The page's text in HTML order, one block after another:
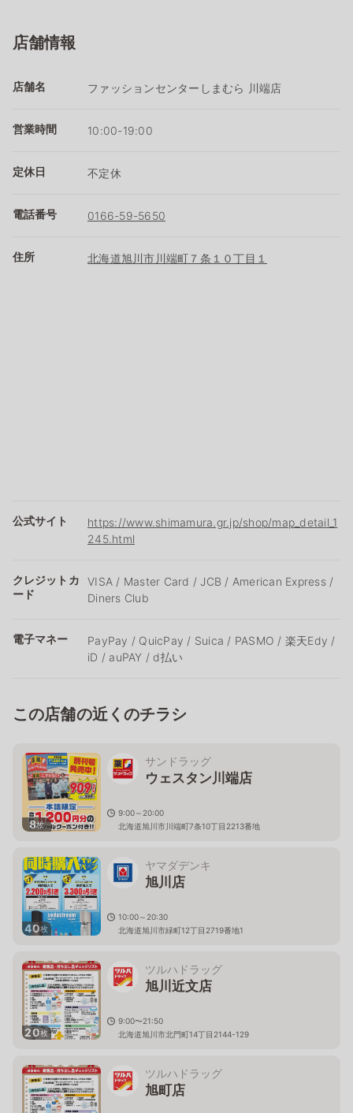
店舗情報
店舗名 ファッションセンターしまむら 川端店
営業時間 10:00-19:00
定休日 不定休
電話番号 0166-59-5650
住所 北海道旭川市川端町７条１０丁目１
公式サイト
https://www.shimamura.gr.jp/shop/map_detail_1
245.html
クレジットカ
ード
VISA / Master Card / JCB / American Express /
Diners Club
電子マネー
PayPay / QuicPay / Suica / PASMO / 楽天Edy /
iD / auPAY / d払い
この店舗の近くのチラシ
8枚
サンドラッグ
ウェスタン川端店
9:00～20:00
北海道旭川市川端町7条10丁目2213番地
40枚
ヤマダデンキ
旭川店
10:00～20:30
北海道旭川市緑町12丁目2719番地1
20枚
ツルハドラッグ
旭川近文店
9:00〜21:50
北海道旭川市北門町14丁目2144-129
ツルハドラッグ
旭町店